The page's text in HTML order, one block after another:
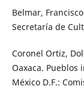
Belmar,
Secretaría de
Coronel Ortiz,
Oaxaca. Pueblos
México D.F.: